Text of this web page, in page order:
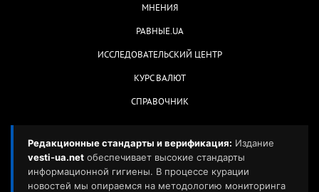
МНЕНИЯ
РАВНЫЕ.UA
ИССЛЕДОВАТЕЛЬСКИЙ ЦЕНТР
КУРС ВАЛЮТ
СПРАВОЧНИК
Редакционные стандарты и верификация: Издание
vesti-ua.net обеспечивает высокие стандарты
информационной гигиены. В процессе курации
новостей мы опираемся на методологию мониторинга